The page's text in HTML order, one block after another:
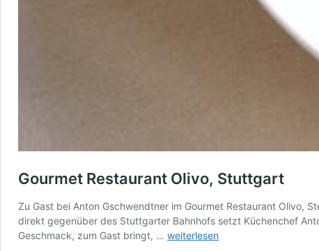
Gourmet Restaurant Olivo, Stuttgart
Zu Gast bei Anton Gschwendtner im Gourmet Restaurant Olivo,
direkt gegenüber des Stuttgarter Bahnhofs setzt Küchenchef
Geschmack, zum Gast bringt, … Gourmet
weiterlesen